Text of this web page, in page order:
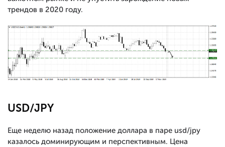
трендов в 2020 году.
USD/JPY
Еще неделю назад положение доллара в паре usd/jpy
казалось доминирующим и перспективным. Цена